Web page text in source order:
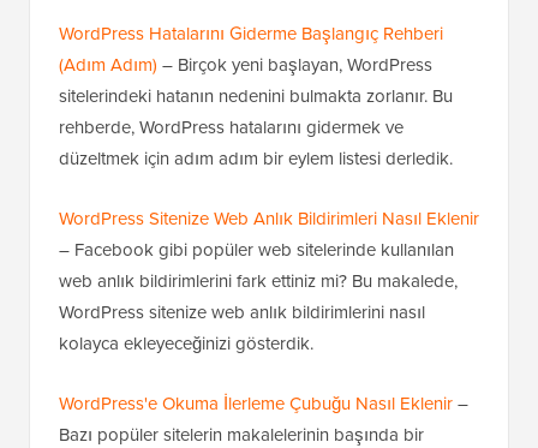
WordPress Hatalarını Giderme Başlangıç Rehberi
(Adım Adım) – Birçok yeni başlayan, WordPress
sitelerindeki hatanın nedenini bulmakta zorlanır. Bu
rehberde, WordPress hatalarını gidermek ve
düzeltmek için adım adım bir eylem listesi derledik.
WordPress Sitenize Web Anlık Bildirimleri Nasıl Eklenir
– Facebook gibi popüler web sitelerinde kullanılan
web anlık bildirimlerini fark ettiniz mi? Bu makalede,
WordPress sitenize web anlık bildirimlerini nasıl
kolayca ekleyeceğinizi gösterdik.
WordPress'e Okuma İlerleme Çubuğu Nasıl Eklenir–
Bazı popüler sitelerin makalelerinin başında bir